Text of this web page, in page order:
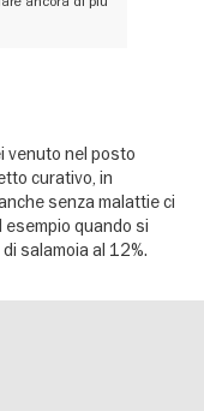
venuto nel posto
curativo, in
senza malattie ci
quando si
salamoia al 12%.